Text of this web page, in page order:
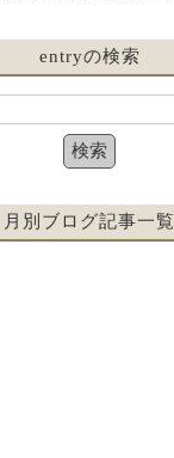
entryの検索
月別ブログ記事一覧